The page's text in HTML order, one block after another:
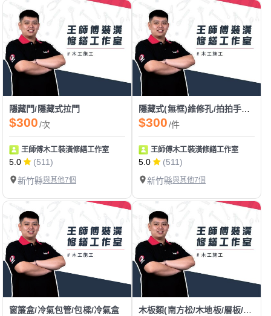
隱藏門/隱藏式拉門
$300/次
王師傅木工裝潢修繕工作室
5.0
(511)
新竹縣與其他7個
$300/件
王師傅木工裝潢修繕工作室
5.0
(511)
新竹縣與其他7個
窗簾盒/冷氣包管/包樑/冷氣盒